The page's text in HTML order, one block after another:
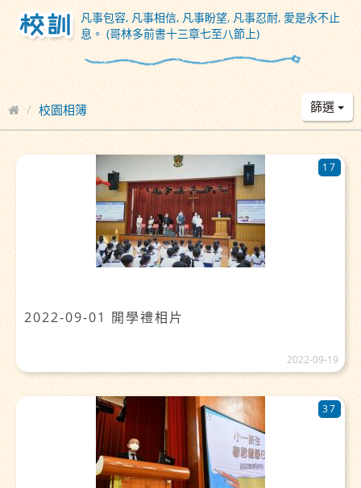
凡事包容, 凡事相信, 凡事盼望, 凡事忍耐, 愛是永不止
息。 (哥林多前書十三章七至八節上)
校園相簿 篩選
2022-09-01 開學禮相片
17
2022-09-19
37